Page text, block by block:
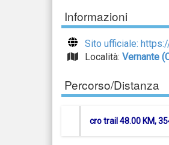
Informazioni
Sito ufficiale:
Località: Vernante
Percorso/Distanza
cro trail 48.00 KM,